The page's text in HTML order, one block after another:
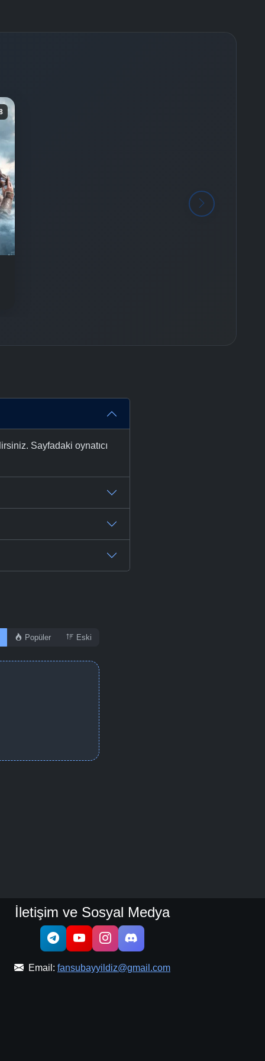
Bölüm No:
Sayfadaki oynatıcı
Popüler Eski
İletişim ve Sosyal Medya
Email: fansubayyildiz@gmail.com